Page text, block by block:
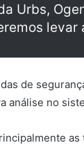
Urbs,
levar
de
análise no